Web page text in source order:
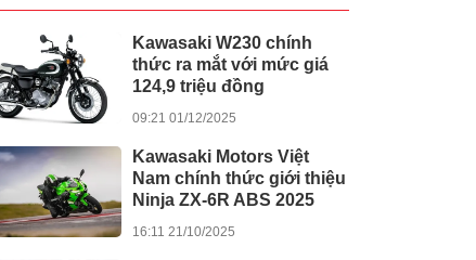
Kawasaki W230 chính
thức ra mắt với mức giá
124,9 triệu đồng
09:21 01/12/2025
Kawasaki Motors Việt
Nam chính thức giới thiệu
Ninja ZX-6R ABS 2025
16:11 21/10/2025